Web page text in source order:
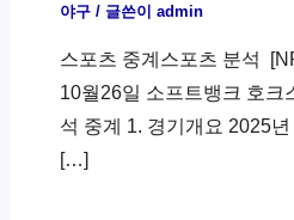
야구/ 글쓴이 admin
스포츠 중계스포츠 분석
10월26일 소프트뱅크 호크
석 중계 1. 경기개요 2025
[…]